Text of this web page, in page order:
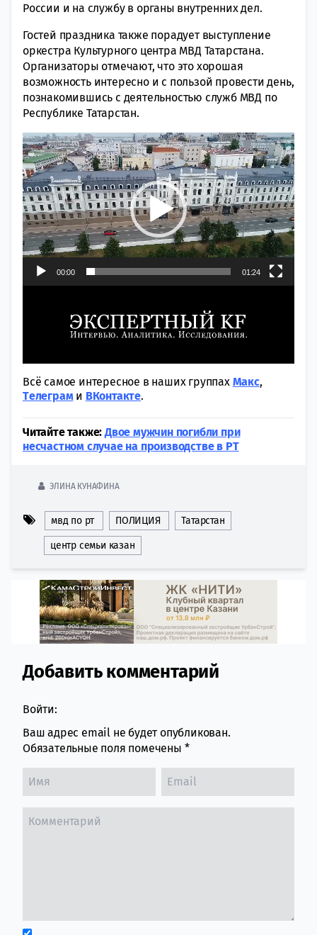
России и на службу в органы внутренних дел.
Гостей праздника также порадует выступление
оркестра Культурного центра МВД Татарстана.
Организаторы отмечают, что это хорошая
возможность интересно и с пользой провести день,
познакомившись с деятельностью служб МВД по
Республике Татарстан.
Видеоплеер
00:00 01:24
Всё самое интересное в наших группах Макс,
Tелеграми ВКонтакте.
Читайте также:Двое мужчин погибли при
несчастном случае на производстве в РТ
ЭЛИНА КУНАФИНА
мвд по рт ПОЛИЦИЯ Татарстан
центр семьи казан
Comment section
Добавить комментарий
Войти:
Ваш адрес email не будет опубликован.
Обязательные поля помечены *